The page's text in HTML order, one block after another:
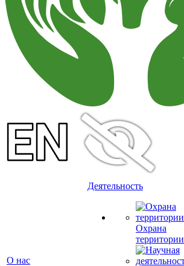
О нас
Деятельность
Охрана
территории